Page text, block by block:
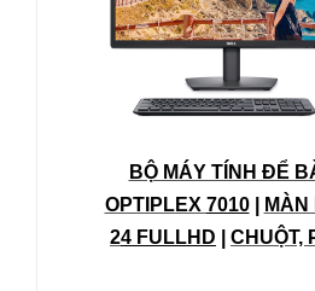
BỘ MÁY TÍNH ĐỂ
OPTIPLEX 7010|
24 FULLHD CHUỘT,